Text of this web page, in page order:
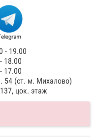
- 19.00
18.00
17.00
54 (ст. м. Михалово)
цок. этаж